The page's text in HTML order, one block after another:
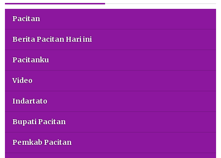
Pacitan
Berita Pacitan Hari ini
Pacitanku
Video
Indartato
Bupati Pacitan
Pemkab Pacitan